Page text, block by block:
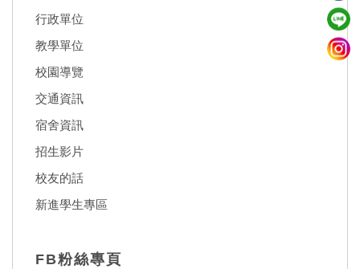
行政單位
教學單位
校園導覽
交通資訊
宿舍資訊
招生影片
校友的話
新進學生專區
FB粉絲專頁